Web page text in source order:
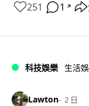
251 1 ↗
科技娛樂 生活
Lawton 2 日